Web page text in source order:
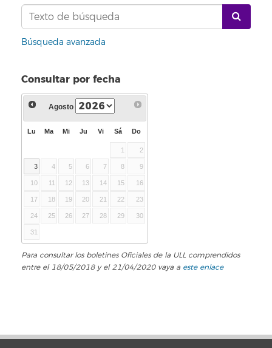
Búsqueda avanzada
Consultar por fecha
Agosto
Lu Ma Mi Ju Vi Sá Do
1 2
3 4 5 6 7 8 9
10 11 12 13 14 15 16
17 18 19 20 21 22 23
24 25 26 27 28 29 30
31
Para consultar los boletines Oficiales de la ULL comprendidos
entre el 18/05/2018 y el 21/04/2020 vaya a este enlace